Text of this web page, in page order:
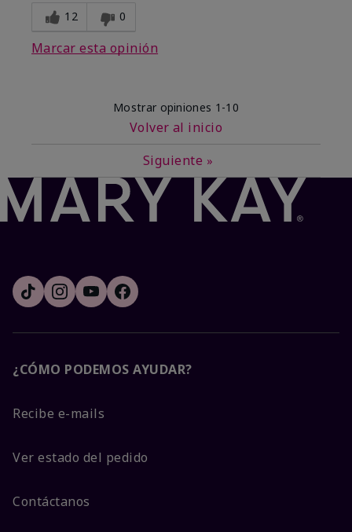
12 0
Marcar esta opinión
Mostrar opiniones 1-10
Volver al inicio
Siguiente »
¿CÓMO PODEMOS AYUDAR?
Recibe e-mails
Ver estado del pedido
Contáctanos